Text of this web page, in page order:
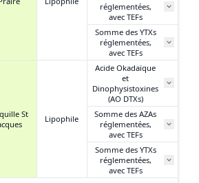
réglementées,
avec TEFs
Somme des YTXs
réglementées,
avec TEFs
St
Lipophile
Acide Okadaïque
et
Dinophysistoxines
(AO DTXs)
Somme des AZAs
réglementées,
avec TEFs
Somme des YTXs
réglementées,
avec TEFs